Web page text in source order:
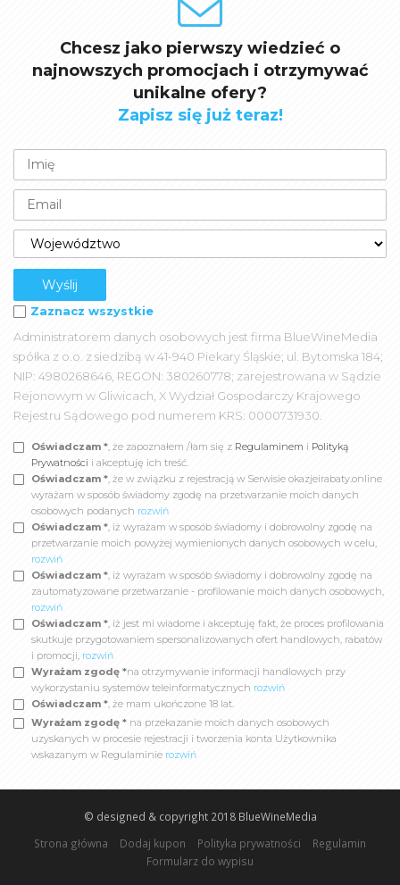
Chcesz jako pierwszy wiedzieć o
najnowszych promocjach i otrzymywać
unikalne ofery?
Zapisz się już teraz!
Zaznacz wszystkie
Administratorem danych osobowych jest firma BlueWineMedia
spółka z o.o. z siedzibą w 41-940 Piekary Śląskie; ul. Bytomska 184;
NIP: 4980268646, REGON: 380260778; zarejestrowana w Sądzie
Rejonowym w Gliwicach, X Wydział Gospodarczy Krajowego
Rejestru Sądowego pod numerem KRS: 0000731930.
Oświadczam *, że zapoznałem /łam się z Regulaminem i Polityką
Prywatności i akceptuję ich treść.
Oświadczam *, że w związku z rejestracją w Serwisie okazjeirabaty.online
wyrażam w sposób świadomy zgodę na przetwarzanie moich danych
osobowych podanych rozwiń
Oświadczam *, iż wyrażam w sposób świadomy i dobrowolny zgodę na
przetwarzanie moich powyżej wymienionych danych osobowych w celu,
rozwiń
Oświadczam *, iż wyrażam w sposób świadomy i dobrowolny zgodę na
zautomatyzowane przetwarzanie - profilowanie moich danych osobowych,
rozwiń
Oświadczam *, iż jest mi wiadome i akceptuję fakt, że proces profilowania
skutkuje przygotowaniem spersonalizowanych ofert handlowych, rabatów
i promocji, rozwiń
Wyrażam zgodę *na otrzymywanie informacji handlowych przy
wykorzystaniu systemów teleinformatycznych rozwiń
Oświadczam *, że mam ukończone 18 lat.
Wyrażam zgodę * na przekazanie moich danych osobowych
uzyskanych w procesie rejestracji i tworzenia konta Użytkownika
wskazanym w Regulaminie rozwiń
© designed & copyright 2018 BlueWineMedia
Strona główna
Dodaj kupon Polityka prywatności
Regulamin
Formularz do wypisu